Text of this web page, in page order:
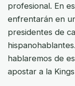
profesional. En
enfrentarán en
presidentes de
hablaremos de
apostar a la